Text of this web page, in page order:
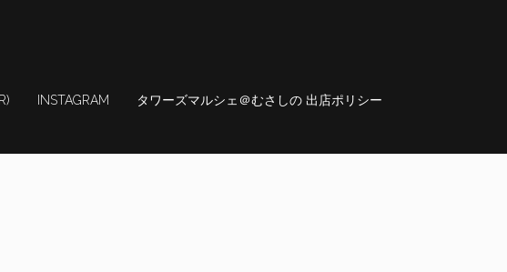
INSTAGRAM タワーズマルシェ＠むさしの 出店ポリシー